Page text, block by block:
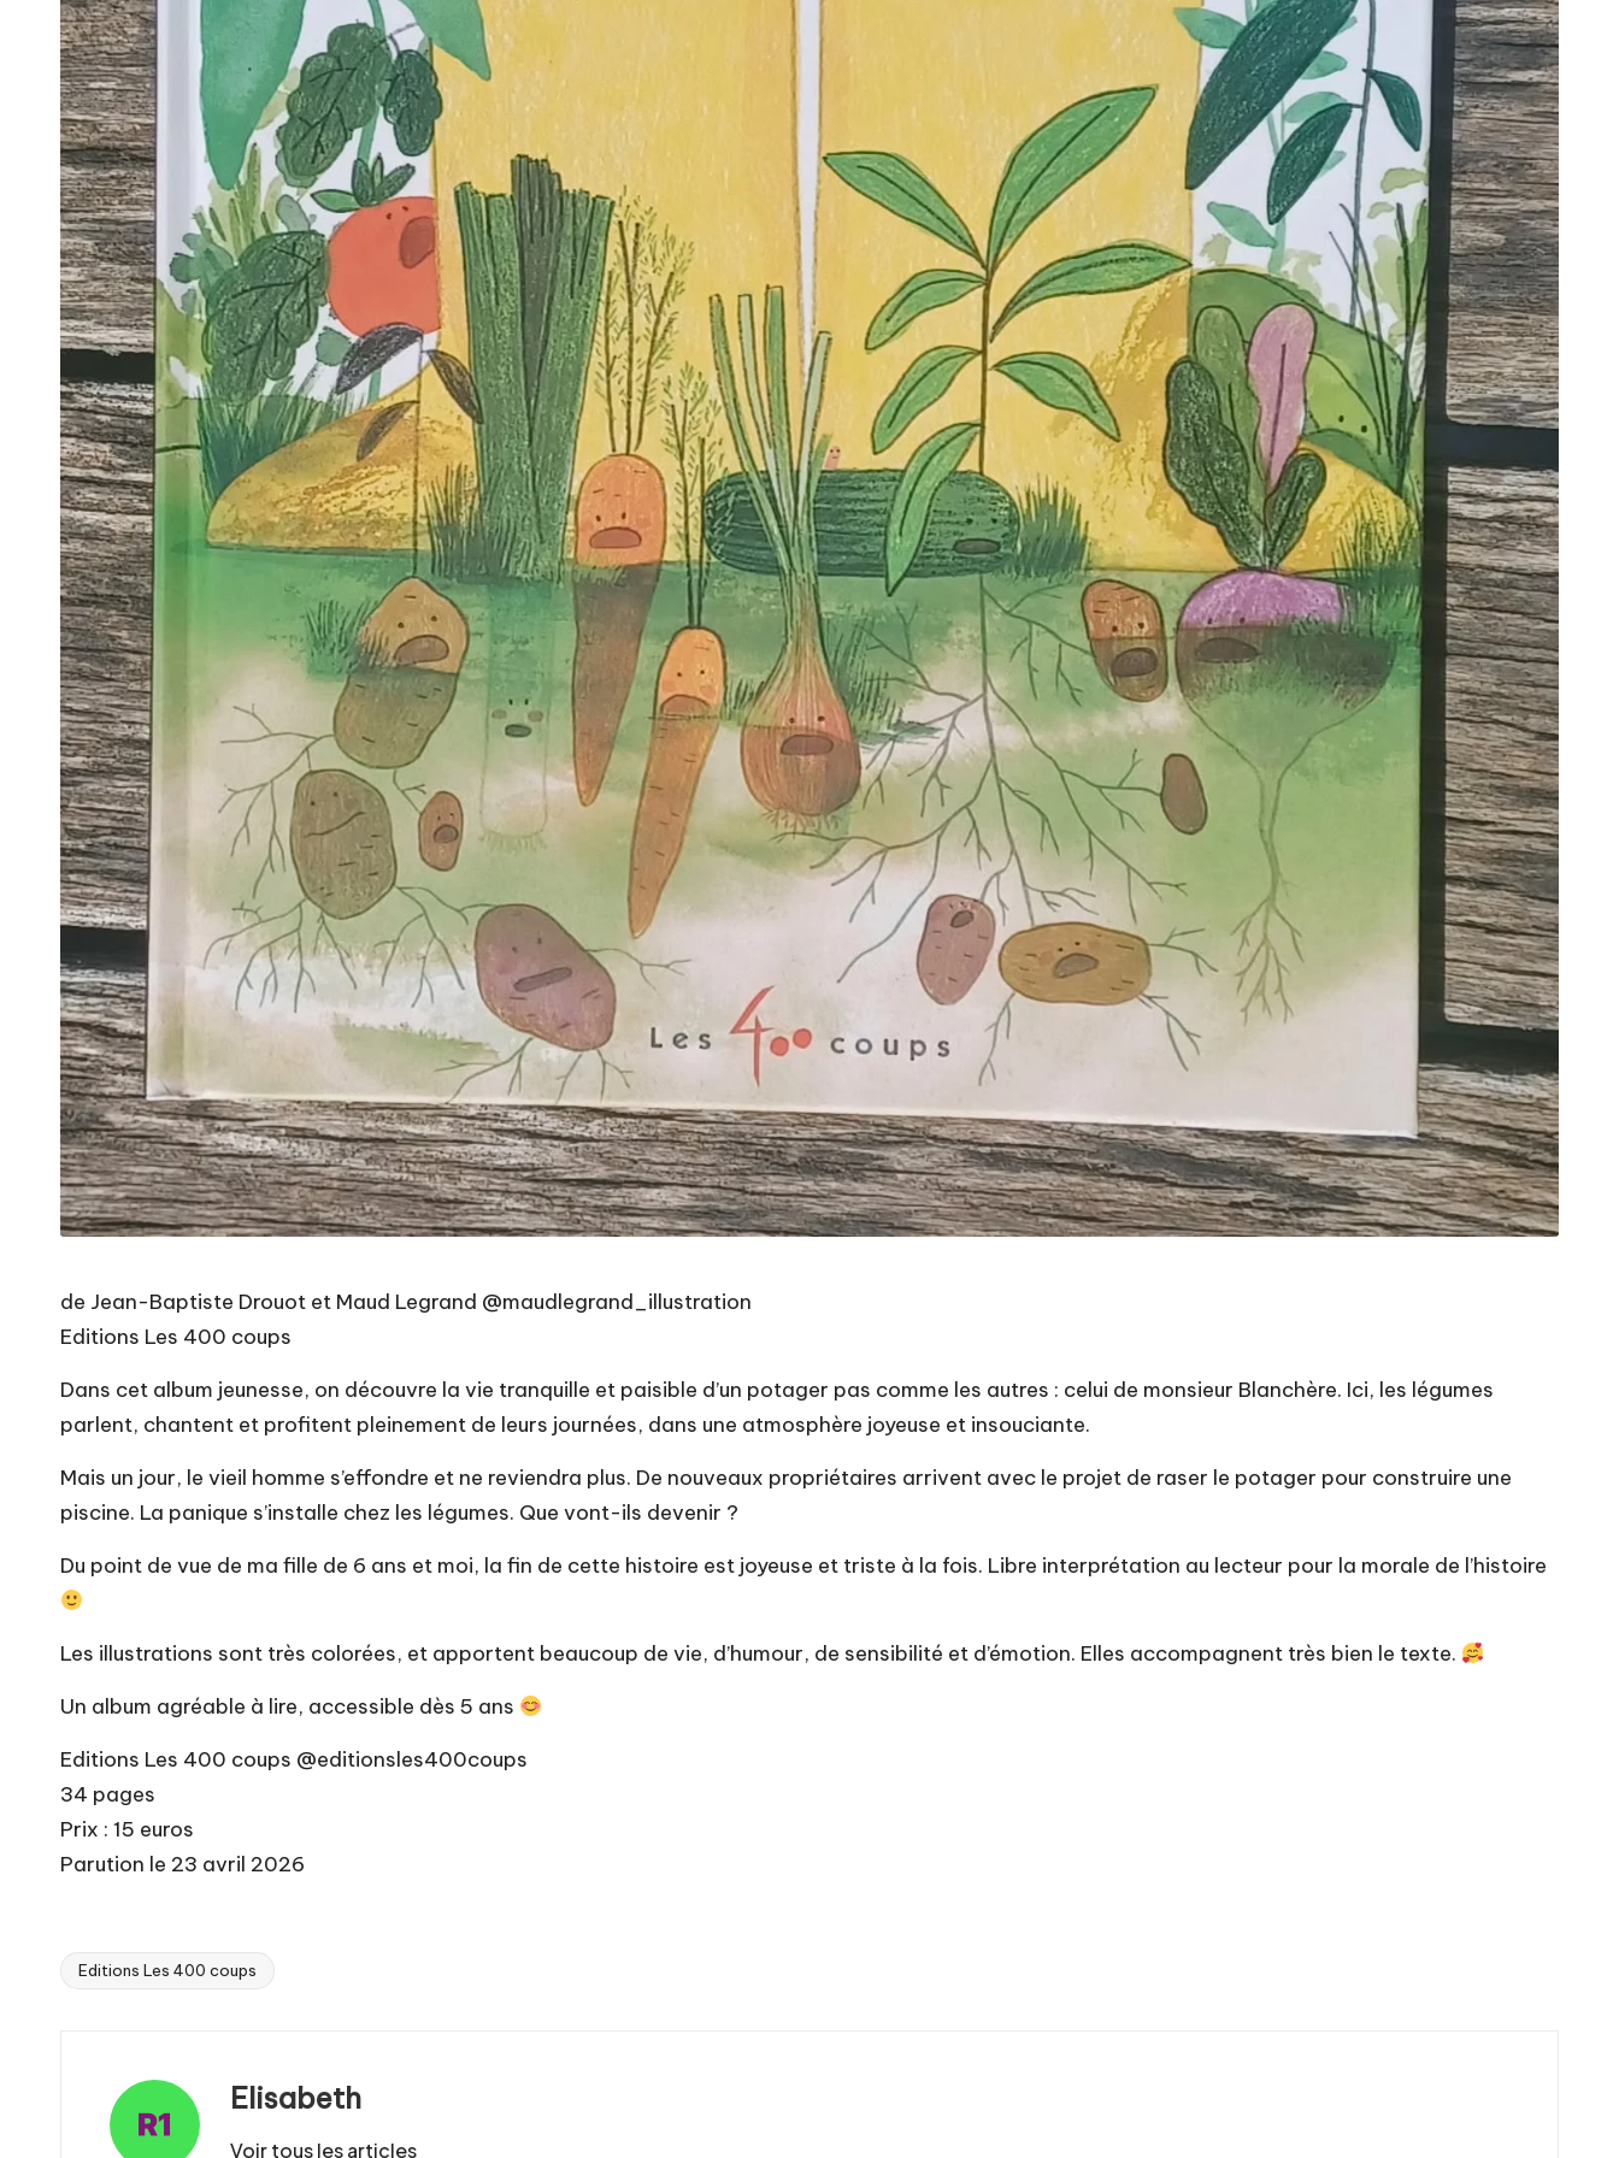
de Jean-Baptiste Drouot et Maud Legrand @maudlegrand_illustration
Editions Les 400 coups
Dans cet album jeunesse, on découvre la vie tranquille et paisible d’un potager pas comme les autres : celui de monsieur Blanchère. Ici, les légumes
parlent, chantent et profitent pleinement de leurs journées, dans une atmosphère joyeuse et insouciante.
Mais un jour, le vieil homme s’effondre et ne reviendra plus. De nouveaux propriétaires arrivent avec le projet de raser le potager pour construire une
piscine. La panique s’installe chez les légumes. Que vont-ils devenir ?
Du point de vue de ma fille de 6 ans et moi, la fin de cette histoire est joyeuse et triste à la fois. Libre interprétation au lecteur pour la morale de l’histoire
Les illustrations sont très colorées, et apportent beaucoup de vie, d’humour, de sensibilité et d’émotion. Elles accompagnent très bien le texte.
Un album agréable à lire, accessible dès 5 ans
Editions Les 400 coups @editionsles400coups
34 pages
Prix : 15 euros
Parution le 23 avril 2026
Tags:
Editions Les 400 coups
Elisabeth
Voir tous les articles